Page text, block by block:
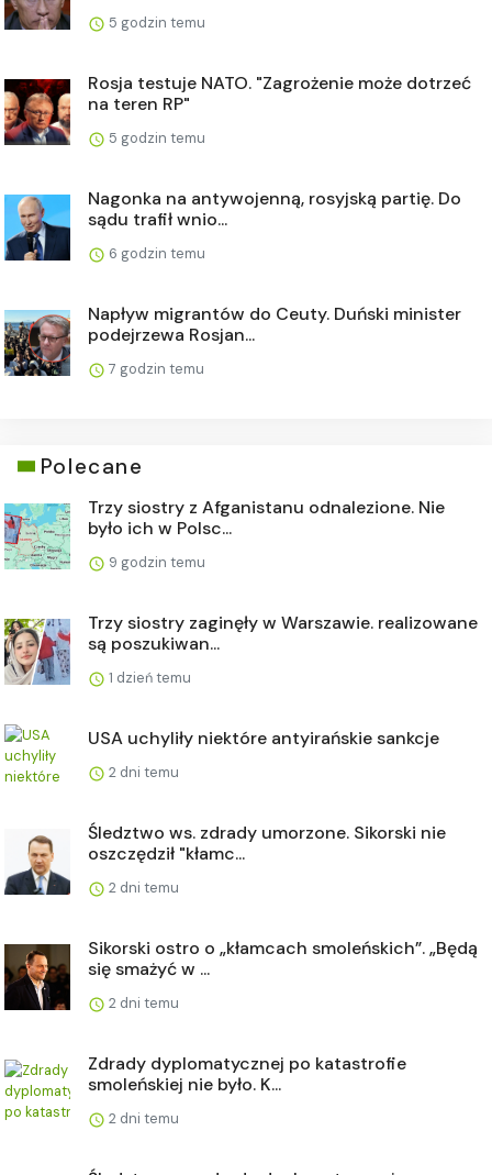
5 godzin temu
Rosja testuje NATO. "Zagrożenie może dotrzeć
na teren RP"
5 godzin temu
Nagonka na antywojenną, rosyjską partię. Do
sądu trafił wnio...
6 godzin temu
Napływ migrantów do Ceuty. Duński minister
podejrzewa Rosjan...
7 godzin temu
Polecane
Trzy siostry z Afganistanu odnalezione. Nie
było ich w Polsc...
9 godzin temu
Trzy siostry zaginęły w Warszawie. realizowane
są poszukiwan...
1 dzień temu
USA uchyliły niektóre antyirańskie sankcje
2 dni temu
Śledztwo ws. zdrady umorzone. Sikorski nie
oszczędził "kłamc...
2 dni temu
Sikorski ostro o „kłamcach smoleńskich”. „Będą
się smażyć w ...
2 dni temu
Zdrady dyplomatycznej po katastrofie
smoleńskiej nie było. K...
2 dni temu